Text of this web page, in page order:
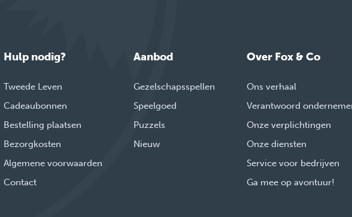
Hulp nodig?
Tweede Leven
Cadeaubonnen
Bestelling plaatsen
Bezorgkosten
Algemene voorwaarden
Contact
Aanbod
Gezelschapsspellen
Speelgoed
Puzzels
Nieuw
Over Fox & Co
Ons verhaal
Verantwoord
Onze verplichtingen
Onze diensten
Service voor bedrijven
Ga mee op avontuur!